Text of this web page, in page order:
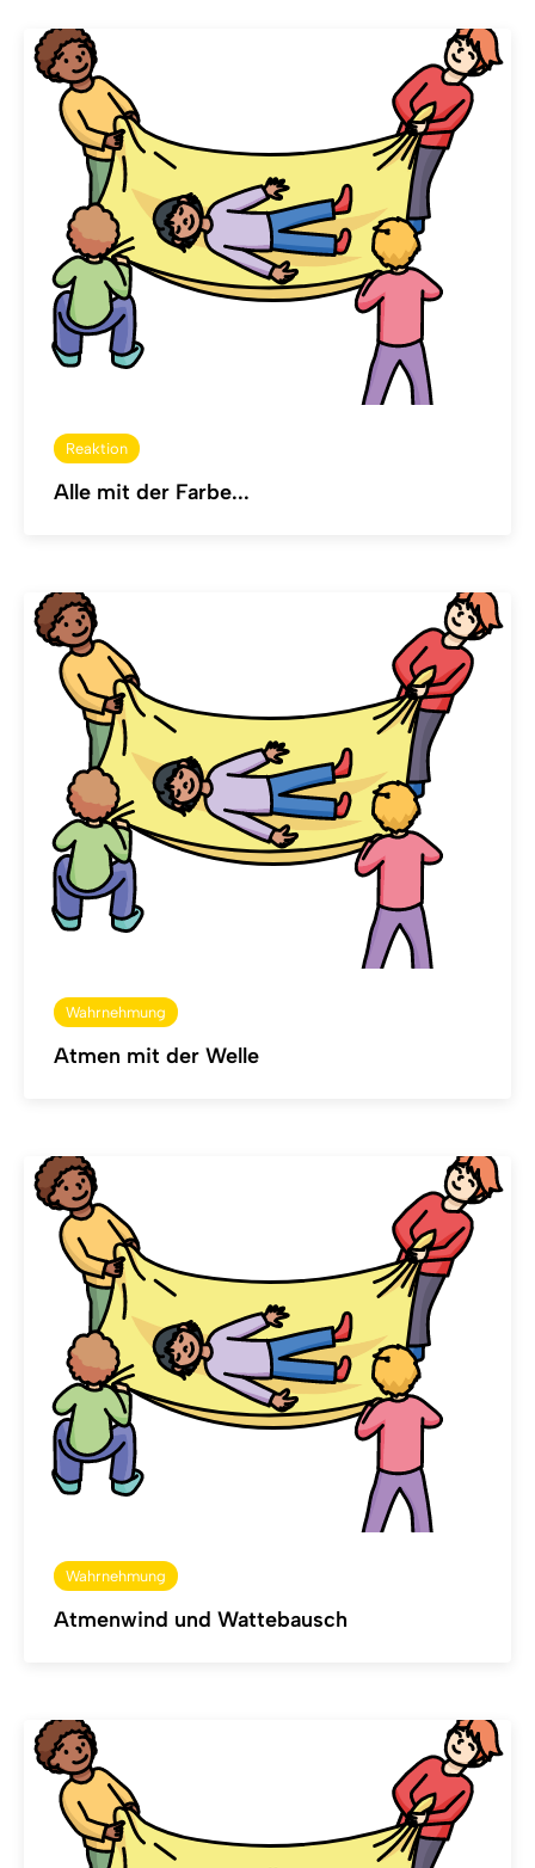
Reaktion
Alle mit der Farbe...
Wahrnehmung
Atmen mit der Welle
Wahrnehmung
Atmenwind und Wattebausch